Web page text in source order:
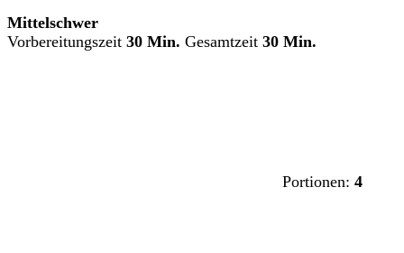
Mittelschwer
Vorbereitungszeit 30 Min. Gesamtzeit 30 Min.
Portionen: 4